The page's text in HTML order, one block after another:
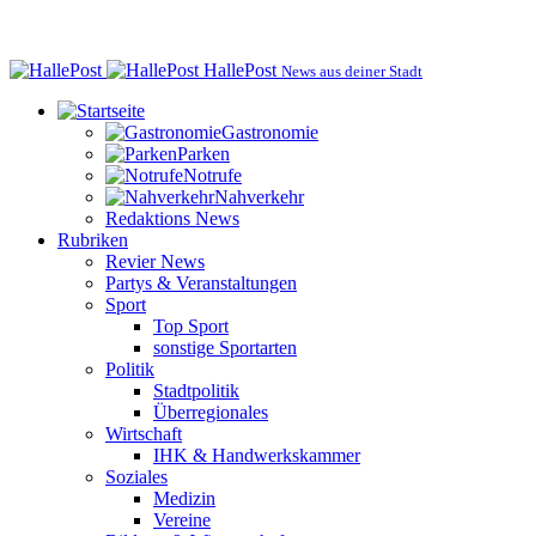
HallePost News aus deiner Stadt
Gastronomie
Parken
Notrufe
Nahverkehr
Redaktions News
Rubriken
Revier News
Partys & Veranstaltungen
Sport
Top Sport
sonstige Sportarten
Politik
Stadtpolitik
Überregionales
Wirtschaft
IHK & Handwerkskammer
Soziales
Medizin
Vereine